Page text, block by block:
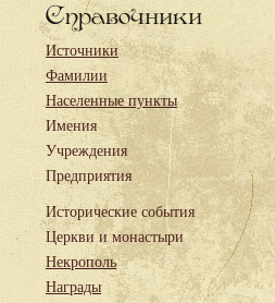
Справочники
Источники
Фамилии
Населенные пункты
Имения
Учреждения
Предприятия
Исторические события
Церкви и монастыри
Некрополь
Награды